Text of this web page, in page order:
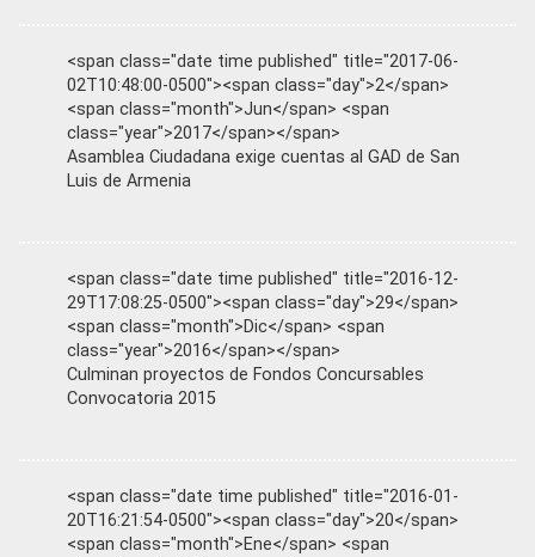
<span class="date time published" title="2017-06-
02T10:48:00-0500"><span class="day">2</span>
<span class="month">Jun</span> <span
class="year">2017</span></span>
Asamblea Ciudadana exige cuentas al GAD de San
Luis de Armenia
<span class="date time published" title="2016-12-
29T17:08:25-0500"><span class="day">29</span>
<span class="month">Dic</span> <span
class="year">2016</span></span>
Culminan proyectos de Fondos Concursables
Convocatoria 2015
<span class="date time published" title="2016-01-
20T16:21:54-0500"><span class="day">20</span>
<span class="month">Ene</span> <span